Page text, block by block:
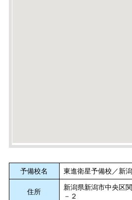
予備校名 東進衛星予備校／新
住所
新潟県新潟市中央区
－２